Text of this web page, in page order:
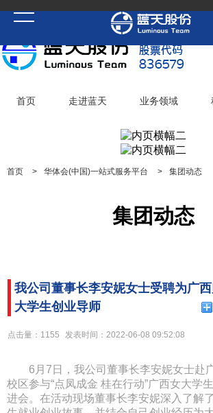
首页 走进蓝天 业务领域
华体会(中国)一站式服务平台
首页 > 华体会(中国)一站式服务平台 > 集团动态
集团动态
我公司董事长李安妮女士受聘为广
大学生创业导师
点击量：1155 发表时间：2022-06-08 09:52:08
6月7日，我公司董事长李安妮女士赴
校区参与“点凤成金 桂在行动”广西女大学
进会。在活动现场董事长李安妮深入了解